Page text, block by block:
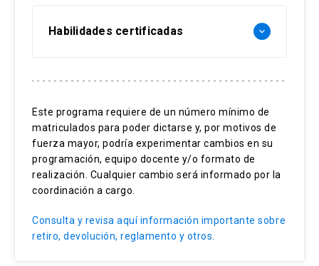
Habilidades certificadas keyboard_arrow_down
Entrenamiento actoral
Puesta en escena
Exhibición a público
Este programa requiere de un número mínimo de
matriculados para poder dictarse y, por motivos de
fuerza mayor, podría experimentar cambios en su
programación, equipo docente y/o formato de
realización. Cualquier cambio será informado por la
coordinación a cargo.
Consulta y revisa aquí información importante sobre
retiro, devolución, reglamento y otros.